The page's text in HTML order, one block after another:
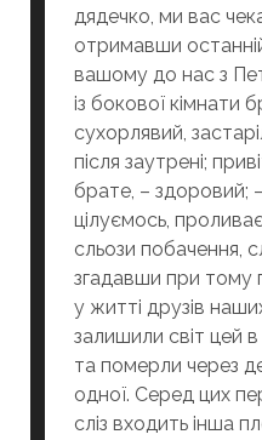
дядечко, ми вас
отримавши
вашому до нас з
із бокової кімнати
сухорлявий,
після заутрені;
брате, – здоровий;
цілуємось,
сльози побачення,
згадавши при тому
у житті друзів
залишили світ цей в
та померли через
одної. Серед цих
сліз входить інша